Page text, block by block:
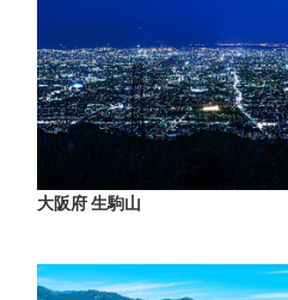
大阪府 生駒山